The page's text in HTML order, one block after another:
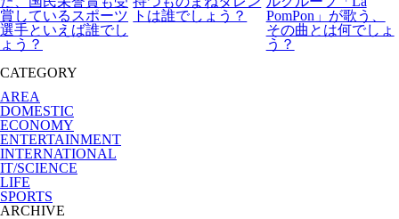
賞しているスポーツ
選手といえば誰でし
ょう？
トは誰でしょう？
PomPon」が歌う、
その曲とは何でしょ
う？
CATEGORY
AREA
DOMESTIC
ECONOMY
ENTERTAINMENT
INTERNATIONAL
IT/SCIENCE
LIFE
SPORTS
ARCHIVE